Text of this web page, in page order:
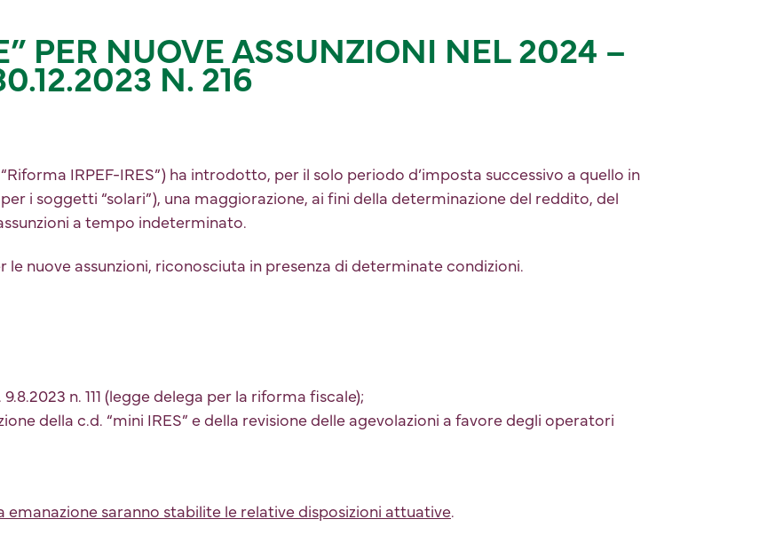
PER NUOVE ASSUNZIONI NEL 2024 –
N. 216
“Riforma IRPEF-IRES”) ha introdotto, per il solo periodo d’imposta successivo a quello in
i soggetti “solari”), una maggiorazione, ai fini della determinazione del reddito, del
a tempo indeterminato.
le nuove assunzioni, riconosciuta in presenza di determinate condizioni.
n. 111 (legge delega per la riforma fiscale);
della c.d. “mini IRES” e della revisione delle agevolazioni a favore degli operatori
saranno stabilite le relative disposizioni attuative.